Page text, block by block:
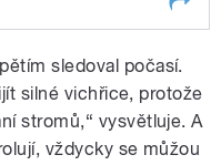
sloupků,
volné
Zuzana
sledoval počasí.
silné vichřice, protože
stromů,“ vysvětluje. A
vždycky se můžou